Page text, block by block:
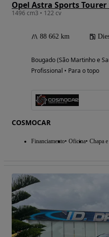
Opel Astra Sports Tourer
1496 cm3 • 122 cv
88 662 km
Bougado (São Martinho e
Profissional • Para o topo
COSMOCAR
Financiamento Oficina Chapa